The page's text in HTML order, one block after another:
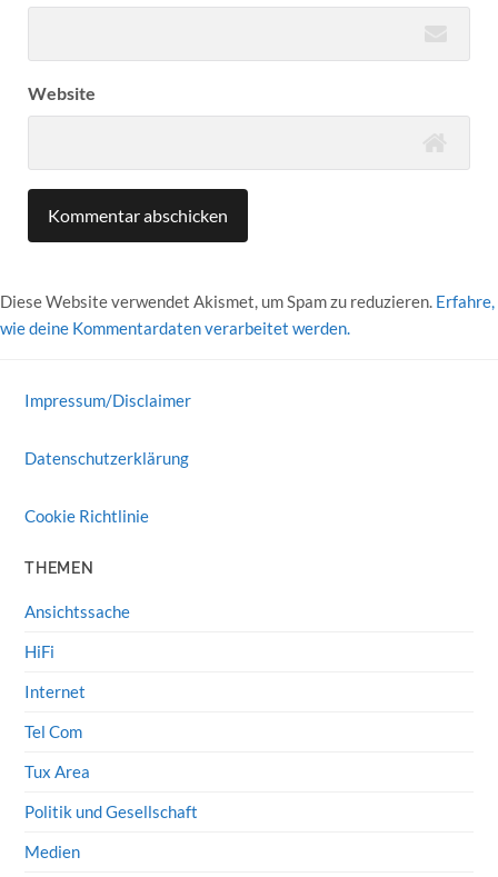
Website
Diese Website verwendet Akismet, um Spam zu reduzieren. Erfahre,
wie deine Kommentardaten verarbeitet werden.
Impressum/Disclaimer
Datenschutzerklärung
Cookie Richtlinie
THEMEN
Ansichtssache
HiFi
Internet
Tel Com
Tux Area
Politik und Gesellschaft
Medien